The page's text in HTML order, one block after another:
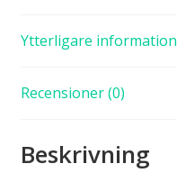
Ytterligare information
Recensioner (0)
Beskrivning